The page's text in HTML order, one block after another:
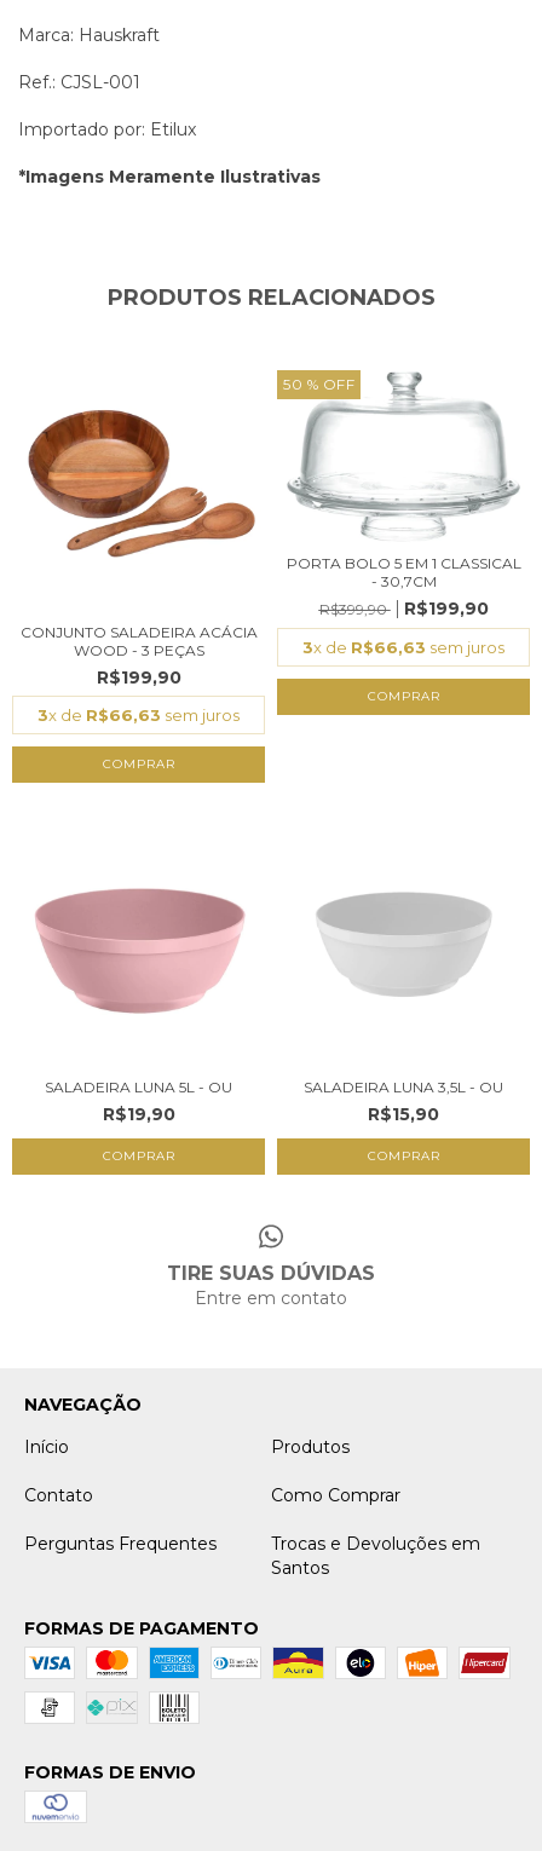
Marca: Hauskraft
Ref.: CJSL-001
Importado por: Etilux
*Imagens Meramente Ilustrativas
PRODUTOS RELACIONADOS
CONJUNTO SALADEIRA ACÁCIA
WOOD - 3 PEÇAS
R$199,90
3x de R$66,63 sem juros
50 % OFF
PORTA BOLO 5 EM 1 CLASSICAL
- 30,7CM
R$399,90
R$199,90
3x de R$66,63 sem juros
SALADEIRA LUNA 5L - OU
R$19,90
COMPRAR
SALADEIRA LUNA 3,5L - OU
R$15,90
COMPRAR
TIRE SUAS DÚVIDAS
Entre em contato
NAVEGAÇÃO
Início
Produtos
Contato Como Comprar
Perguntas Frequentes
Trocas e Devoluções em
Santos
FORMAS DE PAGAMENTO
FORMAS DE ENVIO